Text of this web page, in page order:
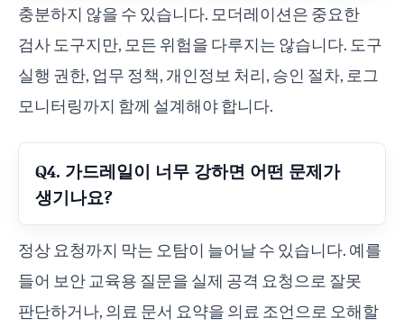
충분하지 않을 수 있습니다. 모더레이션은 중요한
검사 도구지만, 모든 위험을 다루지는 않습니다. 도구
실행 권한, 업무 정책, 개인정보 처리, 승인 절차, 로그
모니터링까지 함께 설계해야 합니다.
Q4. 가드레일이 너무 강하면 어떤 문제가
생기나요?
정상 요청까지 막는 오탐이 늘어날 수 있습니다. 예를
들어 보안 교육용 질문을 실제 공격 요청으로 잘못
판단하거나, 의료 문서 요약을 의료 조언으로 오해할